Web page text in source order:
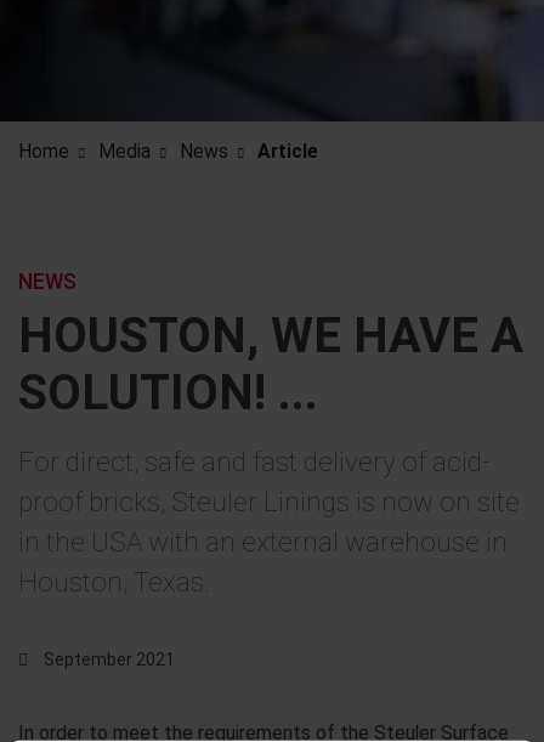
Home Media News Article
HOUSTON, WE HAVE A
SOLUTION! ...
NEWS
For direct, safe and fast delivery of acid-
proof bricks, Steuler Linings is now on site
in the USA with an external warehouse in
Houston, Texas.
September 2021
In order to meet the requirements of the Steuler Surface